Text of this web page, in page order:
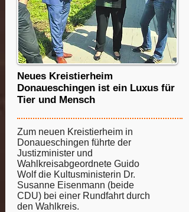
Neues Kreistierheim
Donaueschingen ist ein Luxus für
Tier und Mensch
Zum neuen Kreistierheim in
Donaueschingen führte der
Justizminister und
Wahlkreisabgeordnete Guido
Wolf die Kultusministerin Dr.
Susanne Eisenmann (beide
CDU) bei einer Rundfahrt durch
den Wahlkreis.